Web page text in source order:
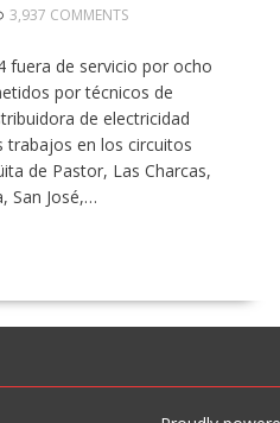
3,937 COMMENTS
fuera de servicio por ocho
por técnicos de
de electricidad
trabajos en los circuitos
de Pastor, Las Charcas,
San José,…